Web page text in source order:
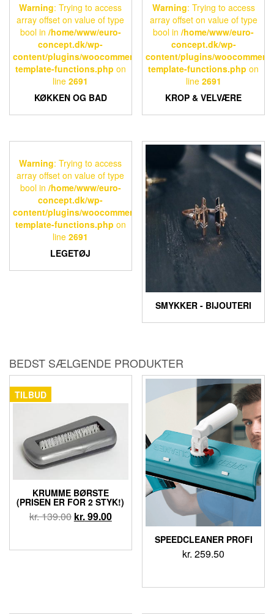
Warning: Trying to access
array offset on value of type
bool in /home/www/euro-
concept.dk/wp-
content/plugins/woocommerce/includes/wc-
template-functions.php on
line2691
KØKKEN OG BAD
Warning: Trying to access
array offset on value of type
bool in/home/www/euro-
concept.dk/wp-
content/plugins/
template-functions.php on
line 2691
KROP & VELVÆRE
Warning: Trying to access
array offset on value of type
bool in /home/www/euro-
concept.dk/wp-
content/plugins/woocommerce/includes/wc-
template-functions.php on
line2691
LEGETØJ
SMYKKER - BIJOUTERI
BEDST SÆLGENDE PRODUKTER
TILBUD
KRUMME BØRSTE
(PRISEN ER FOR 2 STYK!)
kr.139.00 kr.99.00
SPEEDCLEANER PROFI
kr. 259.50